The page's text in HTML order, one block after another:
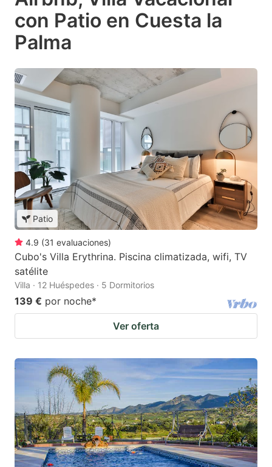
con Patio en Cuesta la
Palma
Patio
4.9 (31 evaluaciones)
Cubo's Villa Erythrina. Piscina climatizada, wifi, TV
satélite
Villa · 12 Huéspedes · 5 Dormitorios
139 € por noche*
Ver oferta